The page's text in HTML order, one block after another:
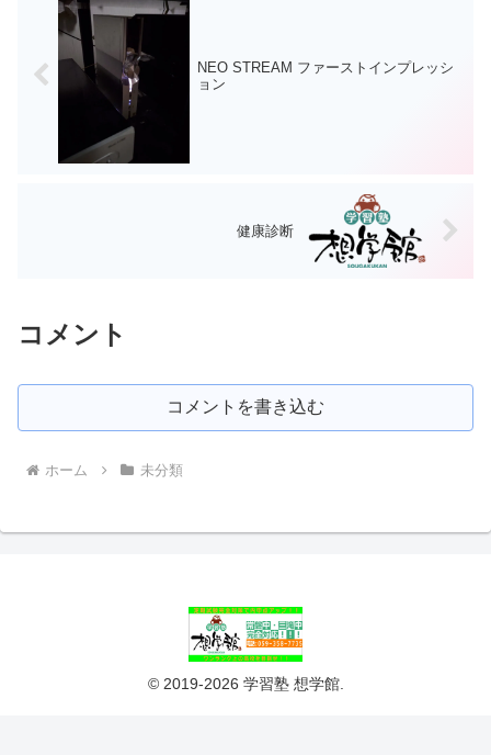
NEO STREAM ファーストインプレッシ
ョン
健康診断
コメント
コメントを書き込む
ホーム 未分類
© 2019-2026 学習塾 想学館.